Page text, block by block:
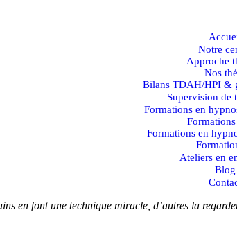
Notre
Approche
Nos
Bilans TDAH/HPI &
Supervision de
Formations en
Formations en
Ateliers en
Blog
vraiment ?
vraiment ?
vraiment ?
en font une technique miracle, d’autres la